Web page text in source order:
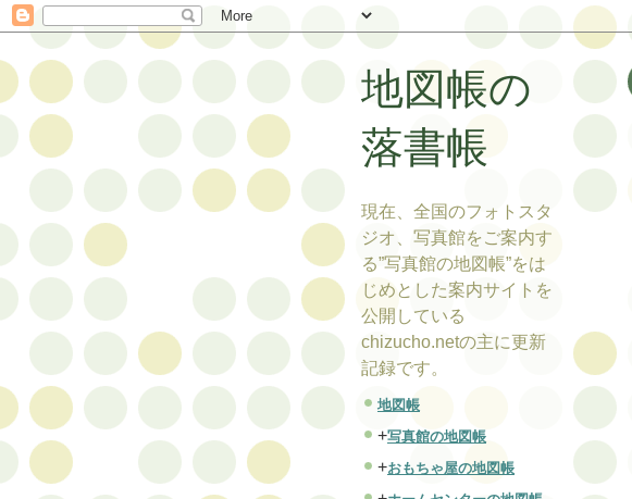
地図帳の
落書帳
現在、全国のフォトスタ
ジオ、写真館をご案内す
る”写真館の地図帳”をは
じめとした案内サイトを
公開している
chizucho.netの主に更新
記録です。
地図帳
+写真館の地図帳
+おもちゃ屋の地図帳